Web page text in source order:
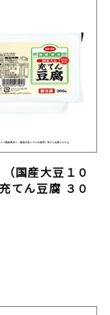
国産大豆１０
てん豆腐 ３０